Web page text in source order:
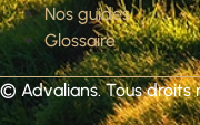
Nos guides
Glossaire
© Advalians. Tous droits